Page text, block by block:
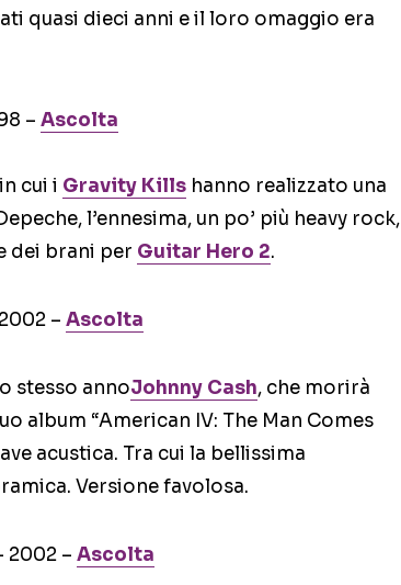
quasi dieci anni e il loro omaggio era
– Ascolta
cui i Gravity Kills hanno realizzato una
l’ennesima, un po’ più heavy rock,
dei brani per Guitar Hero 2.
– Ascolta
stesso annoJohnny Cash, che morirà
album “American IV: The Man Comes
acustica. Tra cui la bellissima
Versione favolosa.
2002 – Ascolta